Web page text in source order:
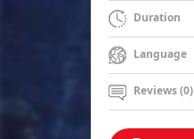
Duration
Language
Reviews (0)